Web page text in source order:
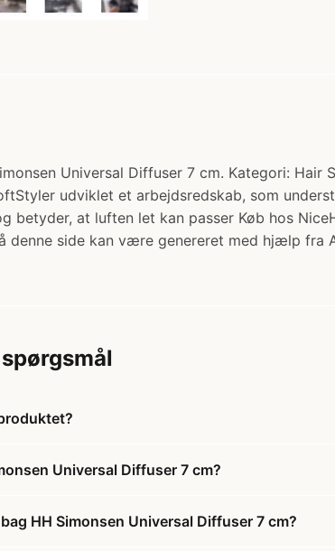
Universal Diffuser 7 cm. Kategori:
udviklet et arbejdsredskab, som
betyder, at luften let kan passer Køb hos
denne side kan være genereret med hjælp fra
Universal Diffuser 7 cm?
HH Simonsen Universal Diffuser 7 cm?